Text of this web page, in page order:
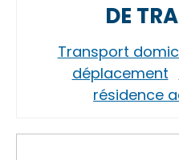
DE
Transport
déplacement
résidence